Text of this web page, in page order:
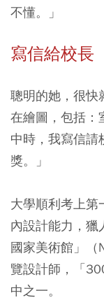
不懂。」
寫信給校
聰明的她，很快
在繪圖，包括：
中時，我寫信請
獎。」
大學順利考上第
內設計能力，獵
國家美術館」（
覽設計師，「
中之一。